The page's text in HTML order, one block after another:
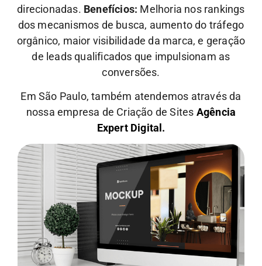
direcionadas. Benefícios: Melhoria nos rankings
dos mecanismos de busca, aumento do tráfego
orgânico, maior visibilidade da marca, e geração
de leads qualificados que impulsionam as
conversões.
Em São Paulo, também atendemos através da
nossa empresa de Criação de Sites Agência
Expert Digital.